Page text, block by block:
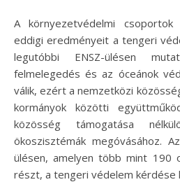
A környezetvédelmi csoportok üdvözölték a kormány
eddigi eredményeit a tengeri
legutóbbi ENSZ-ülésen
felmelegedés és az óceánok
válik, ezért a nemzetközi
kormányok közötti
közösség támogatása
ökoszisztémák megóvásához.
ülésen, amelyen több mint 190
részt, a tengeri védelem